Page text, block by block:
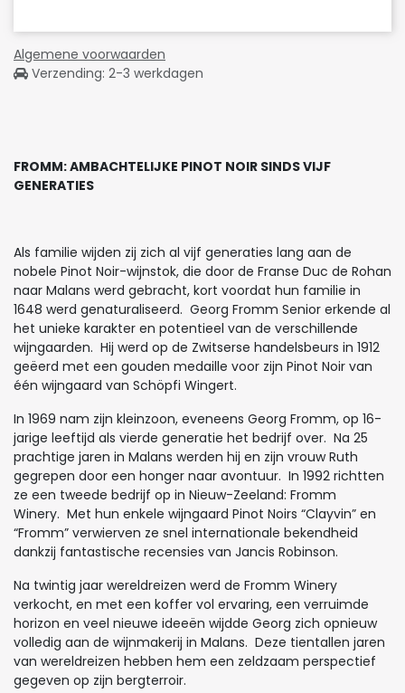
Algemene voorwaarden
Verzending: 2-3 werkdagen
FROMM: AMBACHTELIJKE PINOT NOIR SINDS VIJF
GENERATIES
Als familie wijden zij zich al vijf generaties lang aan de
nobele Pinot Noir-wijnstok, die door de Franse Duc de Rohan
naar Malans werd gebracht, kort voordat hun familie in
1648 werd genaturaliseerd. Georg Fromm Senior erkende al
het unieke karakter en potentieel van de verschillende
wijngaarden. Hij werd op de Zwitserse handelsbeurs in 1912
geëerd met een gouden medaille voor zijn Pinot Noir van
één wijngaard van Schöpfi Wingert.
In 1969 nam zijn kleinzoon, eveneens Georg Fromm, op 16-
jarige leeftijd als vierde generatie het bedrijf over. Na 25
prachtige jaren in Malans werden hij en zijn vrouw Ruth
gegrepen door een honger naar avontuur. In 1992 richtten
ze een tweede bedrijf op in Nieuw-Zeeland: Fromm
Winery. Met hun enkele wijngaard Pinot Noirs “Clayvin” en
“Fromm” verwierven ze snel internationale bekendheid
dankzij fantastische recensies van Jancis Robinson.
Na twintig jaar wereldreizen werd de Fromm Winery
verkocht, en met een koffer vol ervaring, een verruimde
horizon en veel nieuwe ideeën wijdde Georg zich opnieuw
volledig aan de wijnmakerij in Malans. Deze tientallen jaren
van wereldreizen hebben hem een ​​zeldzaam perspectief
gegeven op zijn bergterroir.